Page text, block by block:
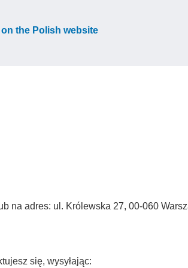
the Polish website
na adres: ul. Królewska 27, 00-060
się, wysyłając: